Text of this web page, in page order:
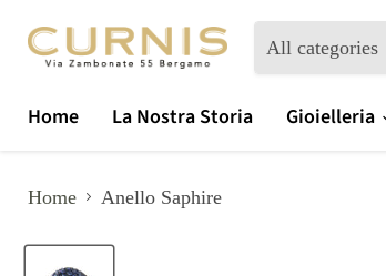
All categories
Home La Nostra Storia Gioielleria
Home Anello Saphire